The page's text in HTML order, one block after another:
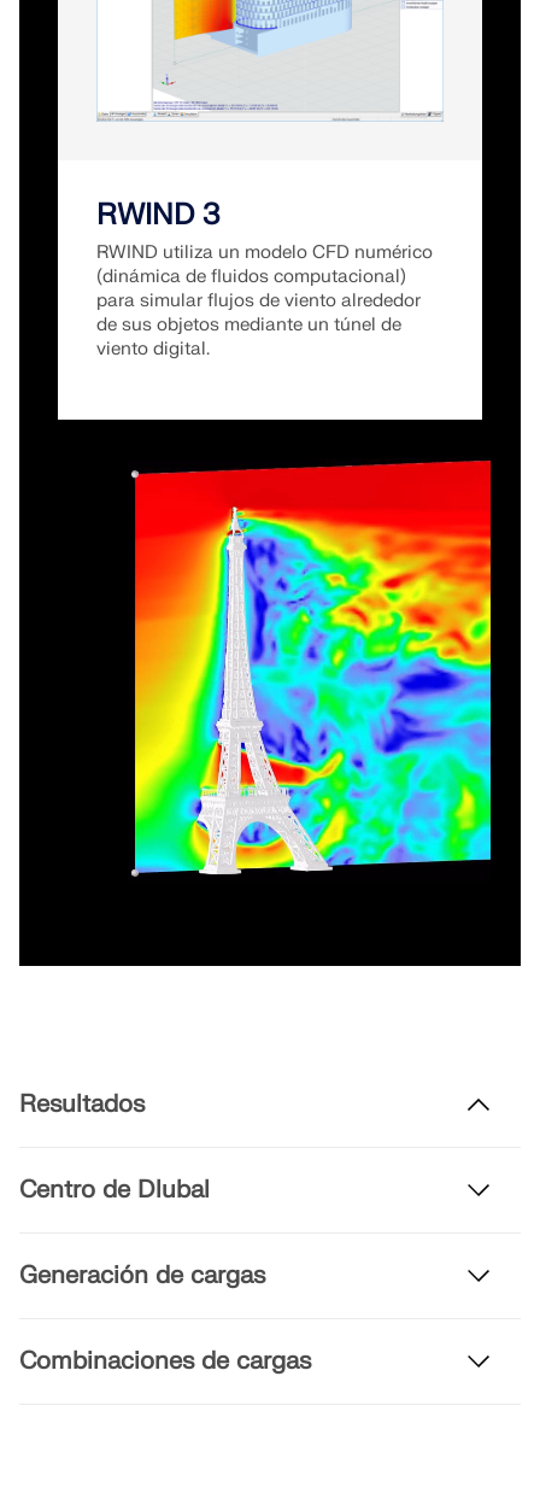
RWIND 3
RWIND utiliza un modelo CFD numérico
(dinámica de fluidos computacional)
para simular flujos de viento alrededor
de sus objetos mediante un túnel de
viento digital.
Resultados
Centro de Dlubal
Generación de cargas
Combinaciones de cargas